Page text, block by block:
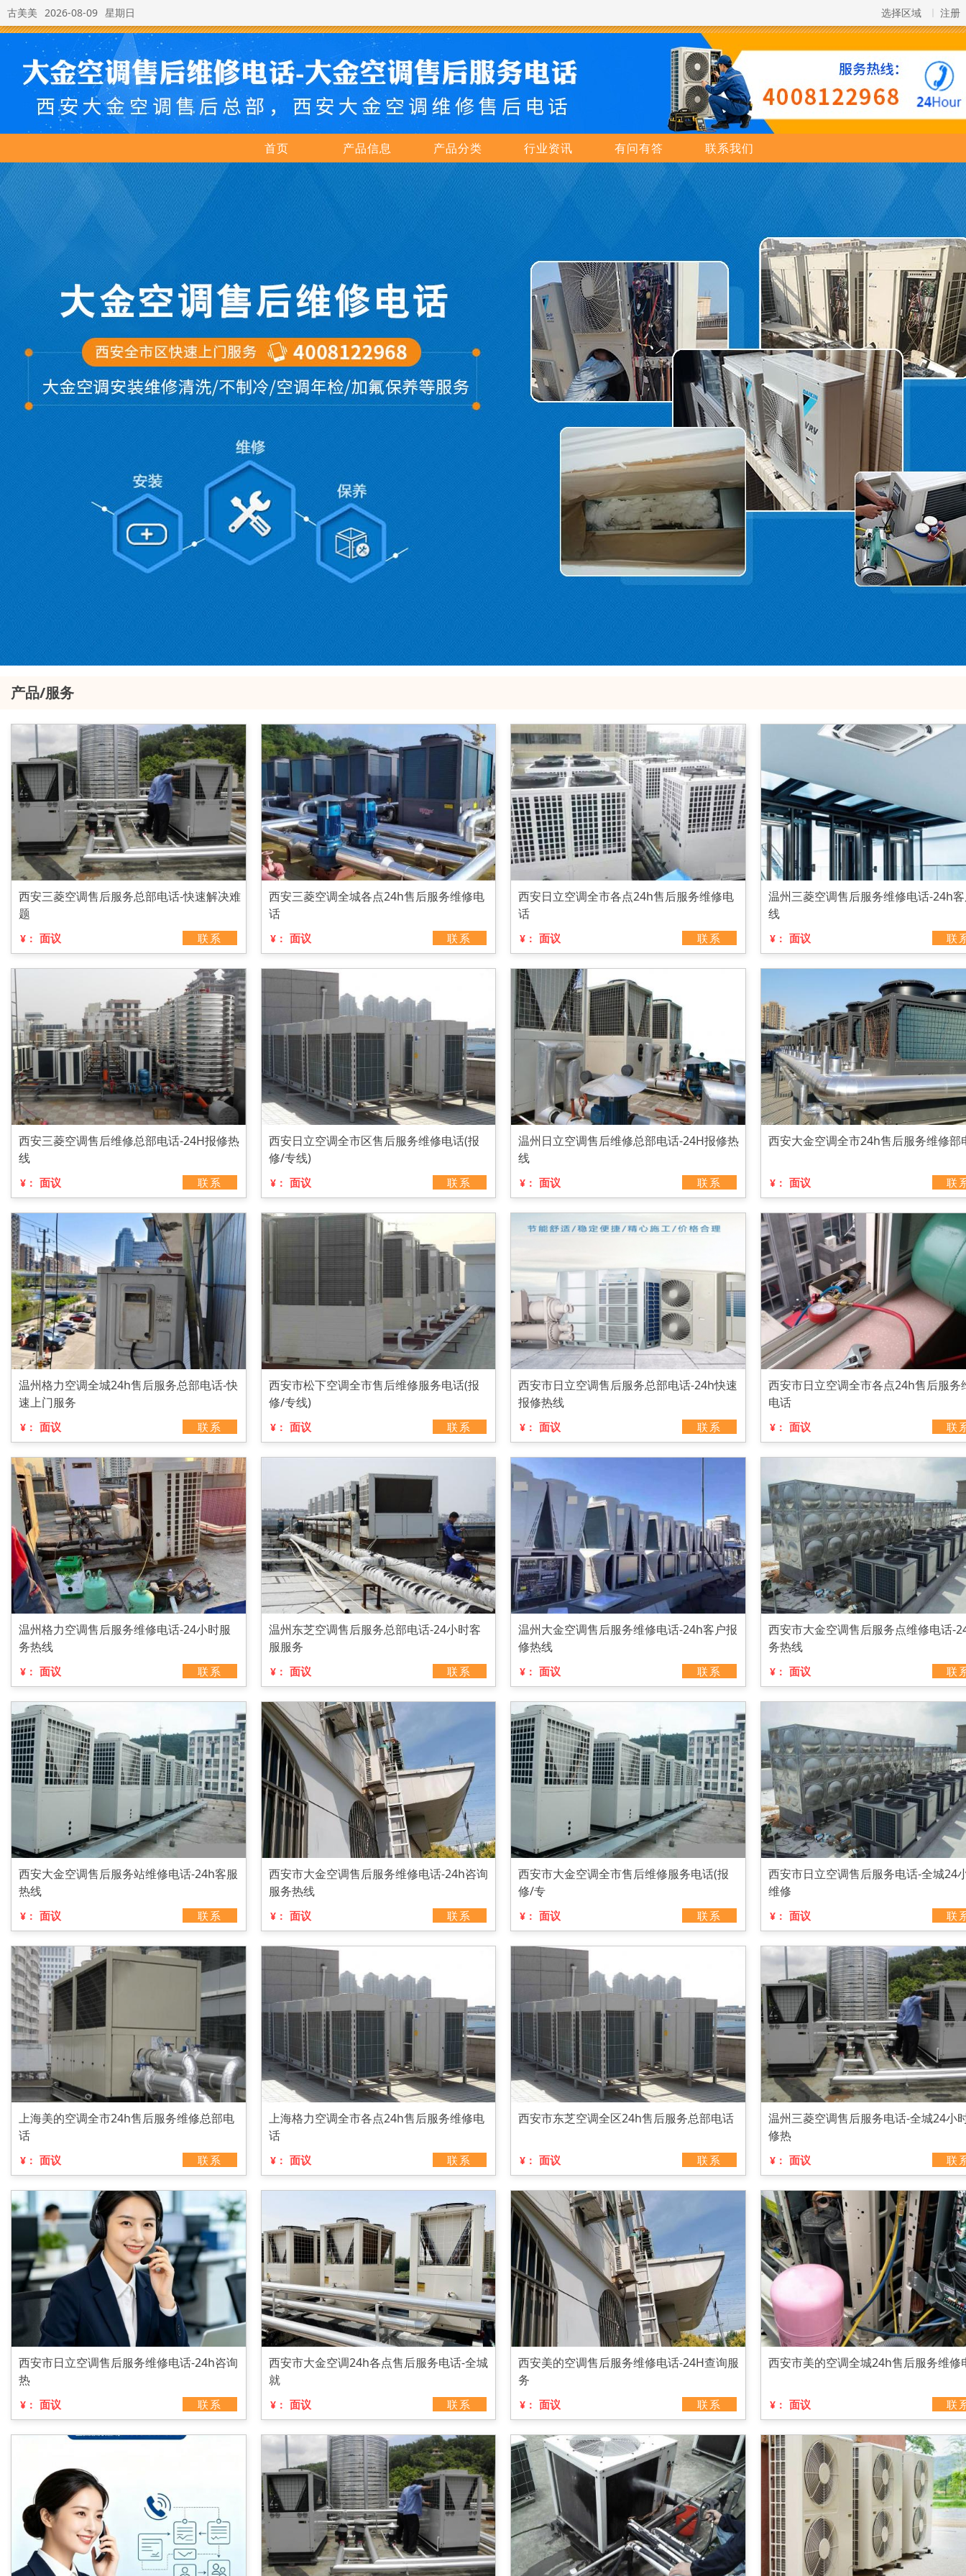
古美美 2026-08-09 星期日 选择区域 注册
首页 产品信息 产品分类 行业资讯 有问有答 联系我们
产品/服务
西安三菱空调售后服务总部电话-快速解决难
题
¥： 面议 联系
西安三菱空调全城各点24h售后服务维修电
话
¥： 面议 联系
西安日立空调全市各点24h售后服务维修电
话
¥： 面议 联系
温州三菱空调售后服务维修电话-24h
线
¥： 面议 联
西安三菱空调售后维修总部电话-24H报修热
线
¥： 面议 联系
西安日立空调全市区售后服务维修电话(报
修/专线)
¥： 面议 联系
温州日立空调售后维修总部电话-24H报修热
线
¥： 面议 联系
西安大金空调全市24h售后服务维修部
¥： 面议 联
温州格力空调全城24h售后服务总部电话-快
速上门服务
¥： 面议 联系
西安市松下空调全市售后维修服务电话(报
修/专线)
¥： 面议 联系
西安市日立空调售后服务总部电话-24h快速
报修热线
¥： 面议 联系
西安市日立空调全市各点24h售后服务
电话
¥： 面议 联
温州格力空调售后服务维修电话-24小时服
务热线
¥： 面议 联系
温州东芝空调售后服务总部电话-24小时客
服服务
¥： 面议 联系
温州大金空调售后服务维修电话-24h客户报
修热线
¥： 面议 联系
西安市大金空调售后服务点维修电话-
务热线
¥： 面议 联
西安大金空调售后服务站维修电话-24h客服
热线
¥： 面议 联系
西安市大金空调售后服务维修电话-24h咨询
服务热线
¥： 面议 联系
西安市大金空调全市售后维修服务电话(报
修/专
¥： 面议 联系
西安市日立空调售后服务电话-全城24
维修
¥： 面议 联
上海美的空调全市24h售后服务维修总部电
话
¥： 面议 联系
上海格力空调全市各点24h售后服务维修电
话
¥： 面议 联系
西安市东芝空调全区24h售后服务总部电话
¥： 面议 联系
温州三菱空调售后服务电话-全城24小
修热
¥： 面议 联
西安市日立空调售后服务维修电话-24h咨询
热
¥： 面议 联系
西安市大金空调24h各点售后服务电话-全城
就
¥： 面议 联系
西安美的空调售后服务维修电话-24H查询服
务
¥： 面议 联系
西安市美的空调全城24h售后服务维修
¥： 面议 联